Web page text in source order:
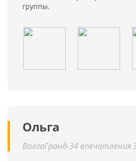
группы.
Ольга
ВолгаГранд-34 впечатления